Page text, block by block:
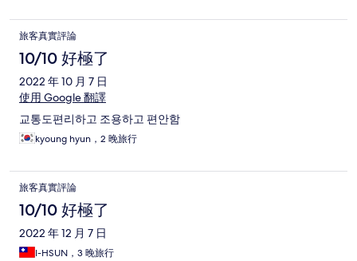
旅客真實評論
10/10 好極了
2022 年 10 月 7 日
使用 Google 翻譯
교통도편리하고 조용하고 편안함
kyoung hyun，2 晚旅行
旅客真實評論
10/10 好極了
2022 年 12 月 7 日
I-HSUN，3 晚旅行